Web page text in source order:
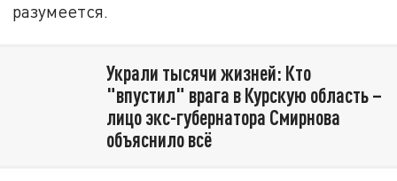
разумеется.
Украли тысячи жизней: Кто
"впустил" врага в Курскую область –
лицо экс-губернатора Смирнова
объяснило всё